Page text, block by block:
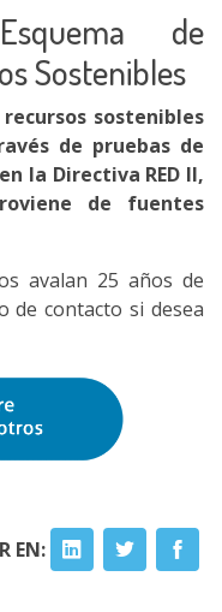
de
Sostenibles
sostenibles
de pruebas de
la Directiva RED II,
de fuentes
avalan 25 años de
de contacto si desea
EN: